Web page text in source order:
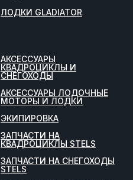
ЛОДКИ GLADIATOR
АКСЕССУАРЫ
КВАДРОЦИКЛЫ И
СНЕГОХОДЫ
АКСЕССУАРЫ ЛОДОЧНЫЕ
МОТОРЫ И ЛОДКИ
ЭКИПИРОВКА
ЗАПЧАСТИ НА
КВАДРОЦИКЛЫ STELS
ЗАПЧАСТИ НА СНЕГОХОДЫ
STELS